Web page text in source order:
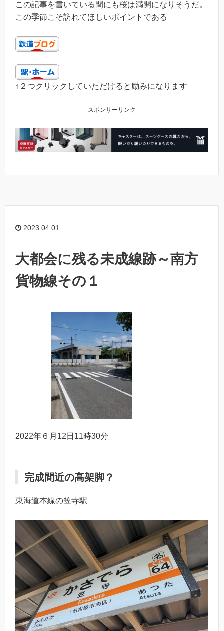
この記事を書いている間にも桜は満開になりそうだ。
この季節こそ訪れてほしいポイントである
↑２つクリックしていただけると励みになります
スポンサーリンク
2023.04.01
大都会に残る未成線跡～南方
貨物線その１
2022年６月12日11時30分
完成間近の高架脚？
東海道本線の笠寺駅